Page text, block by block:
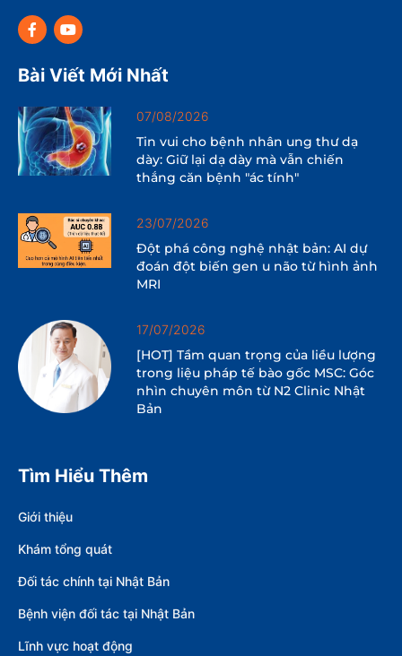
Bài Viết Mới Nhất
07/08/2026
Tin vui cho bệnh nhân ung thư dạ
dày: Giữ lại dạ dày mà vẫn chiến
thắng căn bệnh "ác tính"
23/07/2026
Đột phá công nghệ nhật bản: AI dự
đoán đột biến gen u não từ hình ảnh
MRI
17/07/2026
[HOT] Tầm quan trọng của liều lượng
trong liệu pháp tế bào gốc MSC: Góc
nhìn chuyên môn từ N2 Clinic Nhật
Bản
Tìm Hiểu Thêm
Giới thiệu
Khám tổng quát
Đối tác chính tại Nhật Bản
Bệnh viện đối tác tại Nhật Bản
Lĩnh vực hoạt động